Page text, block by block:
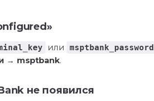
или msptbank_password
→ msptbank.
не появился